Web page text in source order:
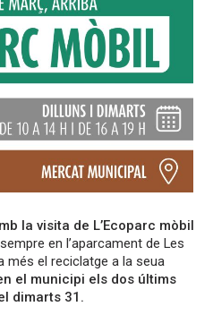
la visita de L’Ecoparc mòbil
en l’aparcament de Les
més el reciclatge a la seua
el municipi els dos últims
dimarts 31.